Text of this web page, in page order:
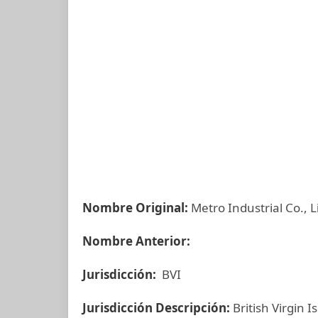
Nombre Original: Metro Industrial Co.,
Nombre Anterior:
Jurisdicción: BVI
Jurisdicción Descripción: British Virgin